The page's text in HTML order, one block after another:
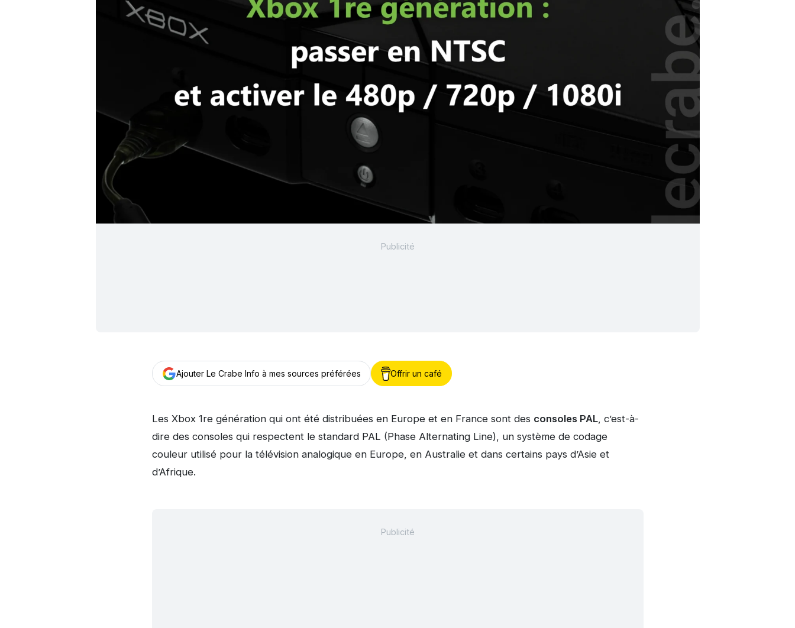
Ajouter Le Crabe Info à mes sources préférées Offrir un café
Les Xbox 1re génération qui ont été distribuées en Europe et en France sont des consoles PAL, c’est-à-
dire des consoles qui respectent le standard PAL (Phase Alternating Line), un système de codage
couleur utilisé pour la télévision analogique en Europe, en Australie et dans certains pays d’Asie et
d’Afrique.